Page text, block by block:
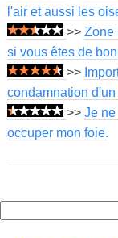
l'air et aussi les
>> Zone
si vous êtes de
>>
condamnation
>> Je
occuper mon foie.